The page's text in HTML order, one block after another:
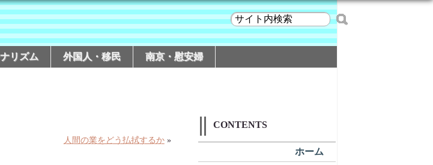
リズム 外国人・移民 南京・慰安婦
人間の業をどう払拭するか»
CONTENTS
ホーム